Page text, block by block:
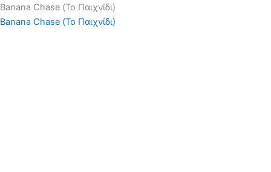
Banana Chase (Το Παιχνίδι)
Banana Chase (Το Παιχνίδι)